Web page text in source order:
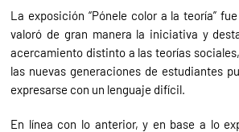
La exposición “Pónele color a la teoría”
valoró de gran manera la iniciativa y
acercamiento distinto a las teorías
las nuevas generaciones de estudiantes
expresarse con un lenguaje difícil.
En línea con lo anterior, y en base a lo